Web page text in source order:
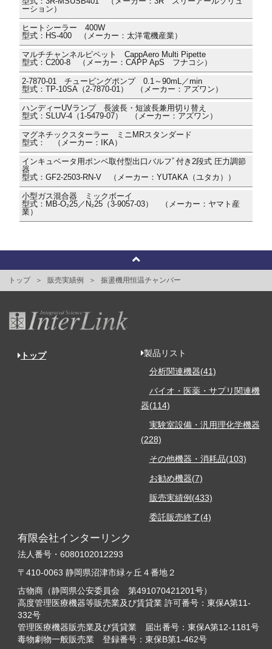
ーション）
ヒートシーラー 400W
型式：HS-400 （メーカー：太洋電機産業）
マルチチャンネルピペット CappAero Multi Pipette
型式：C200-8 （メーカー：CAPP ApS フナコシ）
2-7870-01 チュービングポンプ 0.1～90mL／min
型式：TP-10SA（2-7870-01） （メーカー：アズワン）
ハンディーUVランプ 長波長・短波長兼用切り替え
型式：SLUV-4（1-5479-07） （メーカー：アズワン）
マグネチックスターラー ミニMRスタンダード
型式： （メーカー：IKA）
インキュベータ用ボンベ取付型出口バルフﾞ付き2段式 圧力調節
器
型式：GF2-2503-RN-V （メーカー：YUTAKA（ユタカ））
小型ガス混合器 ミックボーイ
型式：MB-O₂25／N₂25（3-9057-03） （メーカー：ヤマト産
業）
トップ 販売実績例 振盪機用恒温チャンバー
トップ
製品リスト
分析関連機器(41)
バイオ・医薬・サプリ関連機
器(114)
実験室設備・汎用理化学機器
(228)
その他機器・消耗品(103)
お勧め機器(7)
販売実績例(433)
委託販売終了(4)
有限会社インターリンク
法人番号・6080102012293
〒410-0063 静岡県沼津市緑ヶ丘４番地２
古物商（静岡県公安委員会 第491070421201号）
高度管理医療機器等販売業及び賃貸業 許可番号：東保A第11-
332号
管理医療機器販売業及び賃貸業 届出番号：東保A第12-1181号
毒物劇物一般販売業 登録番号：東保B第1-462号